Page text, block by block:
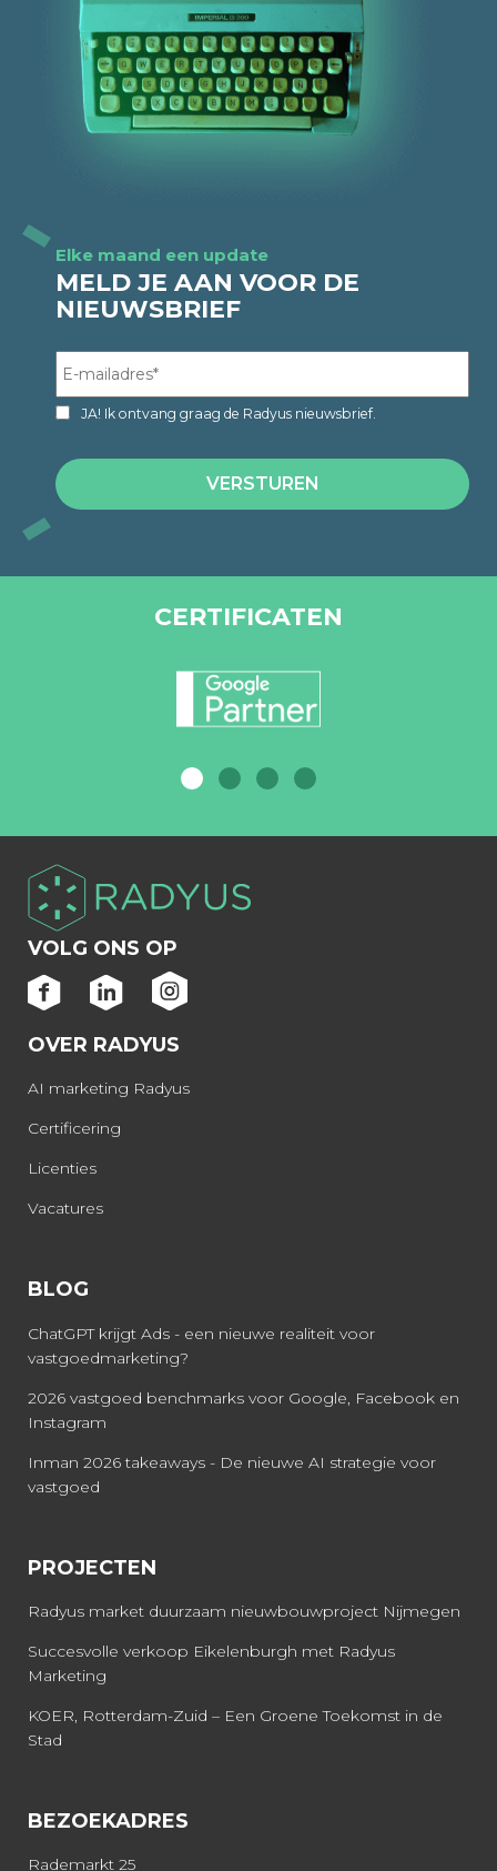
Elke maand een update
MELD JE AAN VOOR DE
NIEUWSBRIEF
JA! Ik ontvang graag de Radyus nieuwsbrief.
CERTIFICATEN
VOLG ONS OP
OVER RADYUS
AI marketing Radyus
Certificering
Licenties
Vacatures
BLOG
ChatGPT krijgt Ads - een nieuwe realiteit voor
vastgoedmarketing?
2026 vastgoed benchmarks voor Google, Facebook en
Instagram
Inman 2026 takeaways - De nieuwe AI strategie voor
vastgoed
PROJECTEN
Radyus market duurzaam nieuwbouwproject Nijmegen
Succesvolle verkoop Eikelenburgh met Radyus
Marketing
KOER, Rotterdam-Zuid – Een Groene Toekomst in de
Stad
BEZOEKADRES
Rademarkt 25